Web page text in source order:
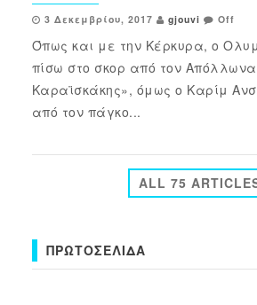
3 Δεκεμβρίου, 2017 gjouvi Off
Όπως και με την Κέρκυρα, ο
πίσω στο σκορ από τον
Καραϊσκάκης», όμως ο Καρίμ
από τον πάγκο...
ALL 75
ΠΡΩΤΟΣΈΛΙΔΑ